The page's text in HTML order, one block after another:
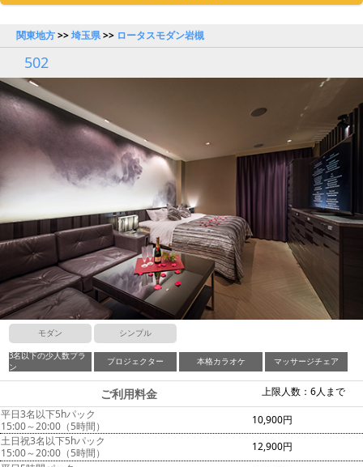
関東地方>>埼玉県>> ロータスモダン岩槻
502
モダン シンプル
3名以下の少人数プラ
ン
プロジェクター 本格カラオケ マッサージチェア
上限人数：6人まで
ご利用料金
平日3名以下5hパック
15:00～20:00（5時間）
10,900円
土日祝3名以下5hパック
15:00～20:00（5時間）
12,900円